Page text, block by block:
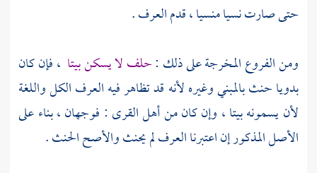
حتى صارت نسيا منسيا ، قدم العرف .
ومن الفروع المخرجة على ذلك :حلف لا يسكن بيتا ، فإن كان
بدويا حنث بالمبني وغيره لأنه قد تظاهر فيه العرف الكل واللغة
لأن يسمونه بيتا ، وإن كان من أهل القرى : فوجهان ، بناء على
الأصل المذكور إن اعتبرنا العرف لم يحنث والأصح الحنث .